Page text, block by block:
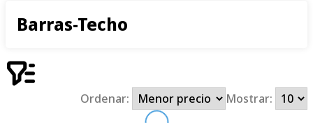
Barras-Techo
Ordenar: Mostrar: